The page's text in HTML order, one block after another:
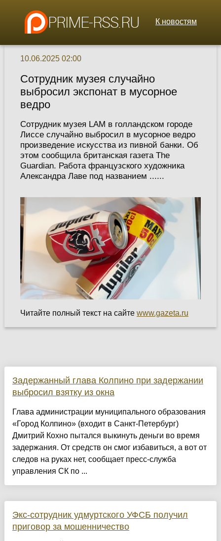
К новостям
10.06.2025 02:00
Сотрудник музея случайно
выбросил экспонат в мусорное
ведро
Сотрудник музея LAM в голландском городе
Лиссе случайно выбросил в мусорное ведро
произведение искусства из пивной банки. Об
этом сообщила британская газета The
Guardian. Работа французского художника
Александра Лаве под названием ......
Читайте полный текст на сайте www.gazeta.ru
Задержанный глава Колпино при задержании
выбросил взятку из окна
Глава администрации муниципального образования
«Город Колпино» (входит в Санкт-Петербург)
Дмитрий Кохно пытался выкинуть деньги во время
задержания. От средств он смог избавиться, а вот от
следов на руках нет, сообщает пресс-служба
управления СК по ...
Экс-сотрудник удмуртского УФСБ получил
приговор за мошенничество